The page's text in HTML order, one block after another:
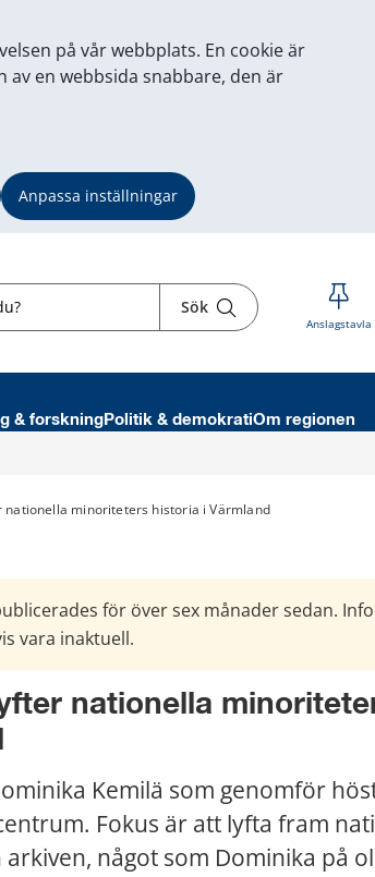
på vår webbplats. En cookie är
av en webbsida snabbare, den är
Anpassa inställningar
Sök
Anslagstavla
& forskningPolitik & demokratiOm regionen
nationella minoriteters historia i Värmland
för över sex månader sedan.
vara inaktuell.
nationella
Kemilä som genomför
Fokus är att lyfta fram
något som Dominika på